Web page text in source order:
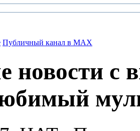
Публичный канал в MAX
новости с